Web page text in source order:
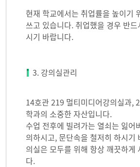
현재 학교에서는 취업률을 높이기
쓰고 있습니다. 취업했을 경우 반
시기 바랍니다.
3. 강의실관리
14호관 219 멀티미디어강의실과,
학과의 소중한 자산입니다.
수업 전후에 빌려가는 열쇠는 잃어
의하시고, 문단속을 철저히 하시기
의실은 모두를 위해 항상 깨끗하게
다.